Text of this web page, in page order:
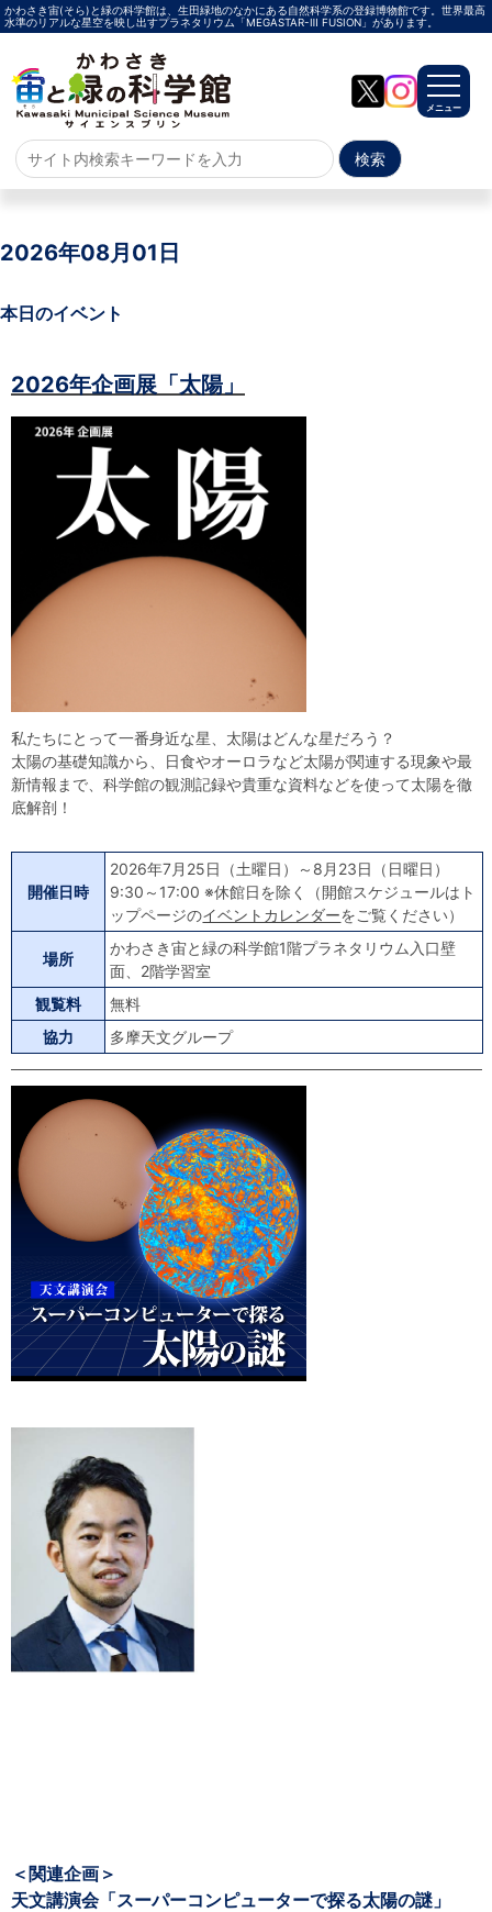
かわさき宙(そら)と緑の科学館は、生田緑地のなかにある自然科学系の登録博物館です。世界最高
水準のリアルな星空を映し出すプラネタリウム「MEGASTAR-Ⅲ FUSION」があります。
メニュー
ホーム
メガスターご紹介
投影メニュー
投影時間・料金
プラネタリウム解説員
イベント
自然体験
天文体験
フロア案内
屋外展示 D51形蒸気機関車
利用案内
開館時間・プラネタリウム投影時間・観覧料
カフェ・ショップ
アクセス・駐車場
科学館資料の特別利用料
団体利用予約
学校団体
幼稚園・保育園団体
一般団体
かわさき星空ウォッチング
出前科学実験教室
プラネタリウム一般団体貸切利用「星空自由空間」
科学館概要
青少年科学館運営基本計画
年報
事業評価
議事録
研究資料
研究の紹介
川崎市自然環境調査報告
図録
紀要
年報
出版物
生田緑地の植物
お問い合わせ
2026年08月01日
本日のイベント
2026年企画展「太陽」
私たちにとって一番身近な星、太陽はどんな星だろう？
太陽の基礎知識から、日食やオーロラなど太陽が関連する現象や最
新情報まで、科学館の観測記録や貴重な資料などを使って太陽を徹
底解剖！
開催日時
2026年7月25日（土曜日）～8月23日（日曜日）
9:30～17:00 ※休館日を除く（開館スケジュールはト
ップページのイベントカレンダーをご覧ください）
場所
かわさき宙と緑の科学館1階プラネタリウム入口壁
面、2階学習室
観覧料
無料
協力
多摩天文グループ
＜関連企画＞
天文講演会「スーパーコンピューターで探る太陽の謎」